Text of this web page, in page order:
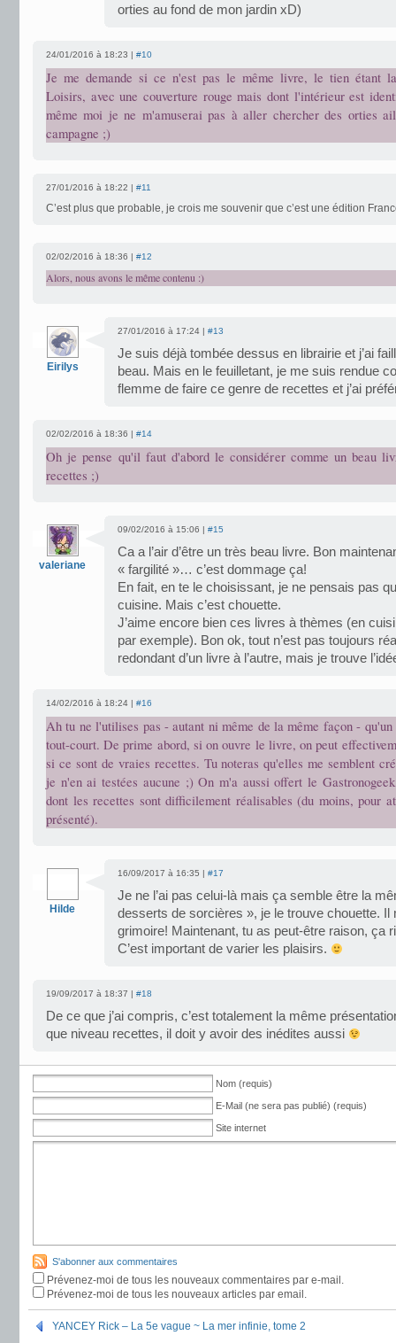
orties au fond de mon jardin xD)
24/01/2016 à 18:23 | #10
Je me demande si ce n'est pas le même livre, le tien étant
Loisirs, avec une couverture rouge mais dont l'intérieur est
même moi je ne m'amuserai pas à aller chercher des orties
campagne ;)
27/01/2016 à 18:22 | #11
C’est plus que probable, je crois me souvenir que c’est une édition
02/02/2016 à 18:36 | #12
Alors, nous avons le même contenu :)
Eirilys
27/01/2016 à 17:24 | #13
Je suis déjà tombée dessus en librairie et j’ai
beau. Mais en le feuilletant, je me suis rendue
flemme de faire ce genre de recettes et j’ai
02/02/2016 à 18:36 | #14
Oh je pense qu'il faut d'abord le considérer comme un beau
recettes ;)
valeriane
09/02/2016 à 15:06 | #15
Ca a l’air d’être un très beau livre. Bon
« fargilité »… c’est dommage ça!
En fait, en te le choisissant, je ne pensais pas
cuisine. Mais c’est chouette.
J’aime encore bien ces livres à thèmes (en
par exemple). Bon ok, tout n’est pas toujours
redondant d’un livre à l’autre, mais je trouve
14/02/2016 à 18:24 | #16
Ah tu ne l'utilises pas - autant ni même de la même façon -
tout-court. De prime abord, si on ouvre le livre, on peut
si ce sont de vraies recettes. Tu noteras qu'elles me semblent
je n'en ai testées aucune ;) On m'a aussi offert le
dont les recettes sont difficilement réalisables (du moins, pour
présenté).
Hilde
16/09/2017 à 16:35 | #17
Je ne l’ai pas celui-là mais ça semble être la
desserts de sorcières », je le trouve chouette. Il
grimoire! Maintenant, tu as peut-être raison, ça
C’est important de varier les plaisirs.
19/09/2017 à 18:37 | #18
De ce que j’ai compris, c’est totalement la même
que niveau recettes, il doit y avoir des inédites aussi
Nom (requis)
E-Mail (ne sera pas publié) (requis)
Site internet
S'abonner aux commentaires
Prévenez-moi de tous les nouveaux commentaires par e-mail.
Prévenez-moi de tous les nouveaux articles par email.
YANCEY Rick – La 5e vague ~ La mer infinie, tome 2